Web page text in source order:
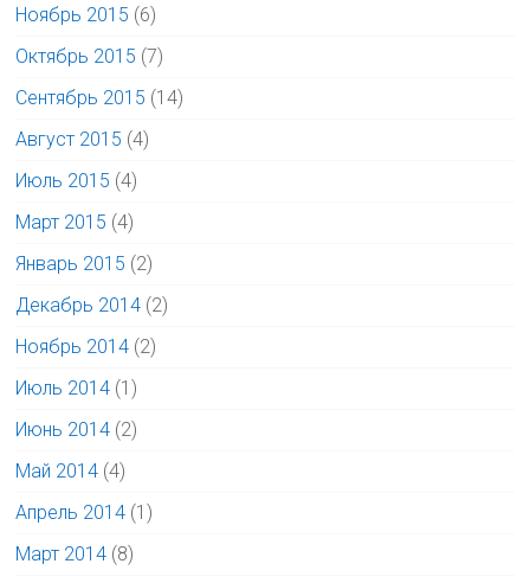
Ноябрь 2015 (6)
Октябрь 2015 (7)
Сентябрь 2015 (14)
Август 2015 (4)
Июль 2015 (4)
Март 2015 (4)
Январь 2015 (2)
Декабрь 2014 (2)
Ноябрь 2014 (2)
Июль 2014 (1)
Июнь 2014 (2)
Май 2014 (4)
Апрель 2014 (1)
Март 2014 (8)